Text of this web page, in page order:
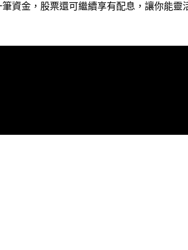
資金，股票還可繼續享有配息，讓你能靈